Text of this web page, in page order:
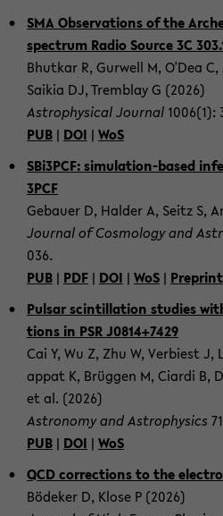
SMA Ob­ser­va­tions of the
spectrum Radio Source 3C
Bhut­kar R, Gur­well M, O'Dea
Sa­i­k­ia DJ, Trem­blay G (2026)
As­tro­phy­si­cal Jour­nal 1006(1):
PUB | DOI | WoS
SBi3PCF: simulation-​based
3PCF
Ge­bau­er D, Hal­der A, Seitz S,
Jour­nal of Cos­mo­lo­gy and
036.
PUB | PDF | DOI | WoS | Pre­print
Pul­sar sc­in­til­la­ti­on stu­dies
ti­ons in PSR J0814+7429
Cai Y, Wu Z, Zhu W, Ver­biest
appat K, Brüg­gen M, Ci­ar­di B,
et al. (2026)
As­tro­no­my and As­tro­phy­sics
PUB | DOI | WoS
QCD cor­rec­tions to the
Bö­de­ker D, Klose P (2026)